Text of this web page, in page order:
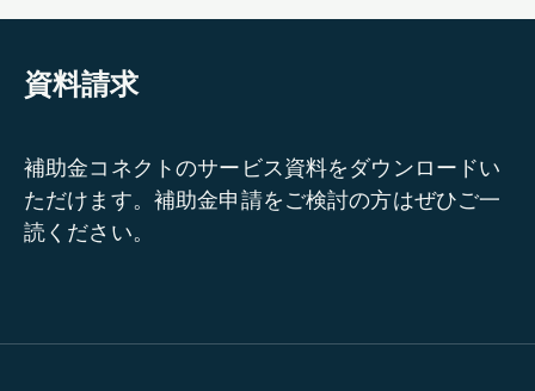
資料請求
補助金コネクトのサービス資料をダウンロードい
ただけます。補助金申請をご検討の方はぜひご一
読ください。